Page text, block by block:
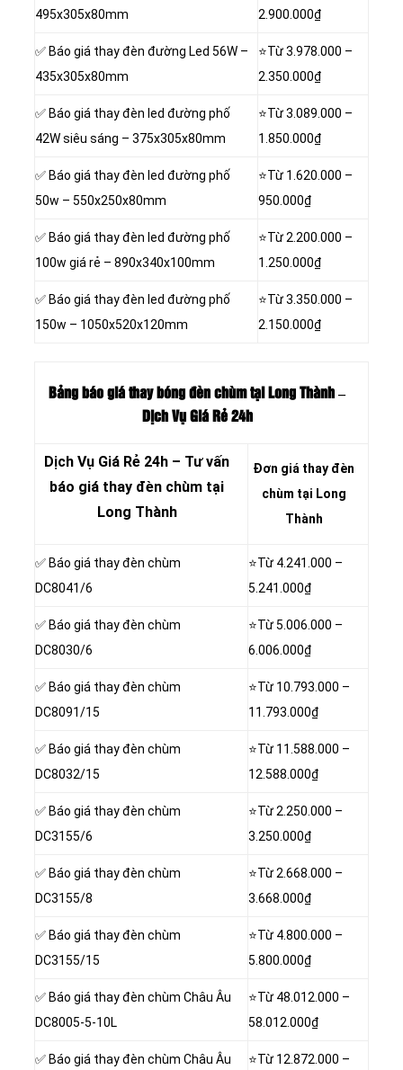
495x305x80mm
2.900.000₫
✅ Báo giá thay đèn đường Led 56W –
435x305x80mm
⭐Từ3.978.000 –
2.350.000₫
✅ Báo giá thay đèn led đường phố
42W siêu sáng – 375x305x80mm
⭐Từ3.089.000 –
1.850.000₫
✅ Báo giá thay đèn led đường phố
50w – 550x250x80mm
⭐Từ 1.620.000 –
950.000₫
✅ Báo giá thay đèn led đường phố
100w giá rẻ – 890x340x100mm
⭐Từ 2.200.000 –
1.250.000₫
✅ Báo giá thay đèn led đường phố
150w – 1050x520x120mm
⭐Từ3.350.000 –
2.150.000₫
Bảng báo giá thay bóng đèn chùm tại Long Thành –
Dịch Vụ Giá Rẻ 24h
Dịch Vụ Giá Rẻ 24h – Tư vấn
báo giá thay đèn chùm tại
Long Thành
Đơn giá thay đèn
chùm tại Long
Thành
✅ Báo giá thay đèn chùm
DC8041/6
⭐Từ 4.241.000 –
5.241.000₫
✅ Báo giá thay đèn chùm
DC8030/6
⭐Từ 5.006.000 –
6.006.000₫
✅ Báo giá thay đèn chùm
DC8091/15
⭐Từ 10.793.000 –
11.793.000₫
✅ Báo giá thay đèn chùm
DC8032/15
⭐Từ 11.588.000 –
12.588.000₫
✅ Báo giá thay đèn chùm
DC3155/6
⭐Từ 2.250.000 –
3.250.000₫
✅ Báo giá thay đèn chùm
DC3155/8
⭐Từ 2.668.000 –
3.668.000₫
✅ Báo giá thay đèn chùm
DC3155/15
⭐Từ 4.800.000 –
5.800.000₫
✅ Báo giá thay đèn chùm Châu Âu
DC8005-5-10L
⭐Từ 48.012.000 –
58.012.000₫
✅ Báo giá thay đèn chùm Châu Âu
⭐Từ 12.872.000 –